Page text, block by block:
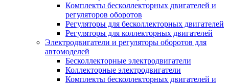
Комплекты бесколлекторных двигателей и
регуляторов оборотов
Регуляторы для бесколлекторных двигателей
Регуляторы для коллекторных двигателей
Электродвигатели и регуляторы оборотов для
автомоделей
Бесколлекторные электродвигатели
Коллекторные электродвигатели
Комплекты бесколлекторных двигателей и